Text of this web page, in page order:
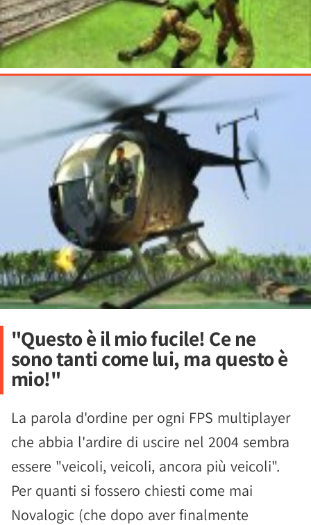
"Questo è il mio fucile! Ce ne
sono tanti come lui, ma questo è
mio!"
La parola d'ordine per ogni FPS multiplayer
che abbia l'ardire di uscire nel 2004 sembra
essere "veicoli, veicoli, ancora più veicoli".
Per quanti si fossero chiesti come mai
Novalogic (che dopo aver finalmente